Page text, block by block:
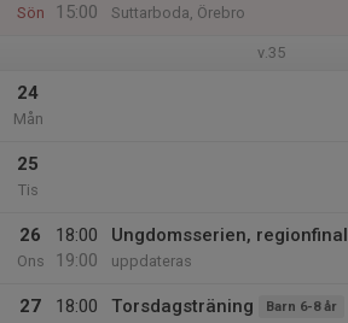
Sön
15:00
Suttarboda, Örebro
v.35
24
Mån
25
Tis
26
Ons
18:00
19:00
Ungdomsserien, regionfinal
uppdateras
27
18:00
Torsdagsträning Barn 6-8 år